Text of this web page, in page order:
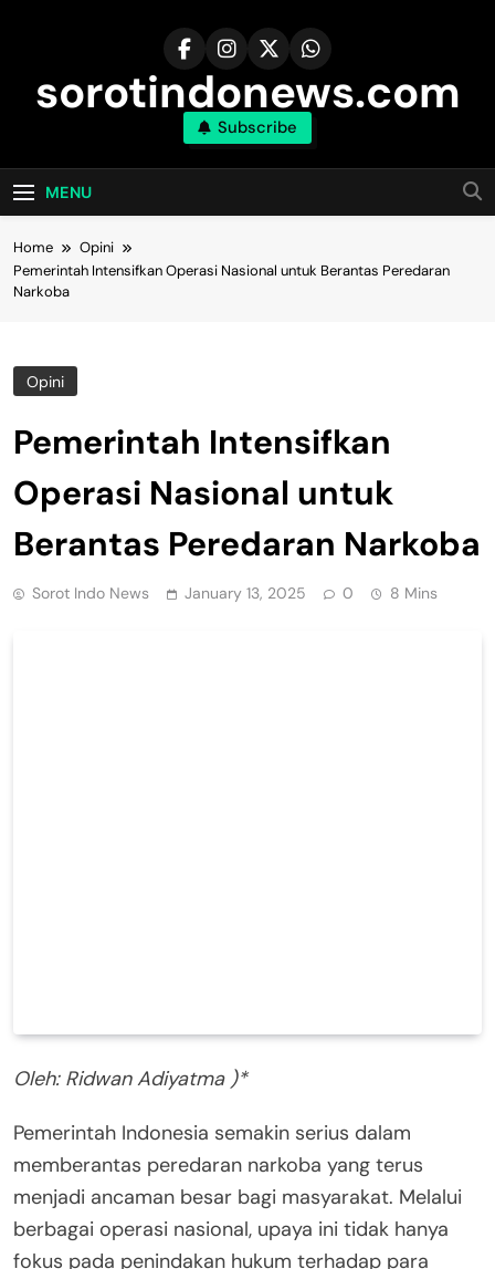
sorotindonews.com
Subscribe
MENU
Home
Opini
Pemerintah Intensifkan Operasi Nasional untuk Berantas Peredaran
Narkoba
Opini
Pemerintah Intensifkan
Operasi Nasional untuk
Berantas Peredaran Narkoba
Sorot Indo News January 13, 2025 0 8 Mins
Oleh: Ridwan Adiyatma )*
Pemerintah Indonesia semakin serius dalam
memberantas peredaran narkoba yang terus
menjadi ancaman besar bagi masyarakat. Melalui
berbagai operasi nasional, upaya ini tidak hanya
fokus pada penindakan hukum terhadap para